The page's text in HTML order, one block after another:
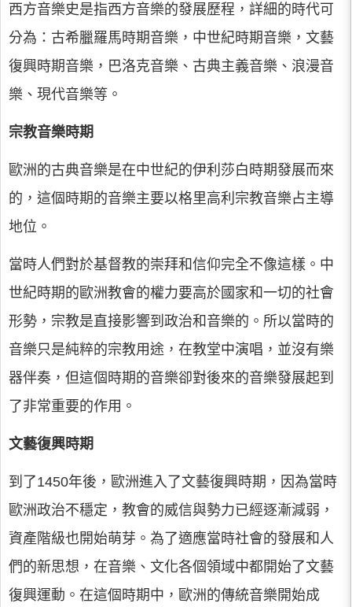
西方音樂史是指西方音樂的發展歷程，詳細的時代可
分為：古希臘羅馬時期音樂，中世紀時期音樂，文藝
復興時期音樂，巴洛克音樂、古典主義音樂、浪漫音
樂、現代音樂等。
宗教音樂時期
歐洲的古典音樂是在中世紀的伊利莎白時期發展而來
的，這個時期的音樂主要以格里高利宗教音樂占主導
地位。
當時人們對於基督教的崇拜和信仰完全不像這樣。中
世紀時期的歐洲教會的權力要高於國家和一切的社會
形勢，宗教是直接影響到政治和音樂的。所以當時的
音樂只是純粹的宗教用途，在教堂中演唱，並沒有樂
器伴奏，但這個時期的音樂卻對後來的音樂發展起到
了非常重要的作用。
文藝復興時期
到了1450年後，歐洲進入了文藝復興時期，因為當時
歐洲政治不穩定，教會的威信與勢力已經逐漸減弱，
資產階級也開始萌芽。為了適應當時社會的發展和人
們的新思想，在音樂、文化各個領域中都開始了文藝
復興運動。在這個時期中，歐洲的傳統音樂開始成